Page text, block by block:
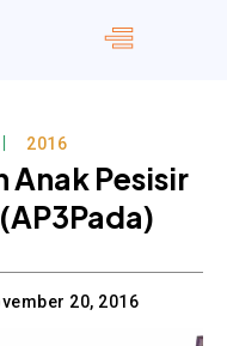
2016
Anak Pesisir
20, 2016